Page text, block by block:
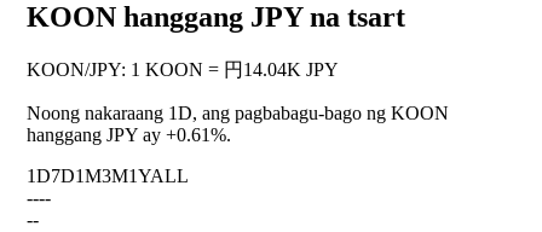
KOON hanggang JPY na tsart
KOON/JPY: 1 KOON = 円14.04K JPY
Noong nakaraang 1D, ang pagbabagu-bago ng KOON
hanggang JPY ay +0.61%.
1D7D1M3M1YALL
----
--